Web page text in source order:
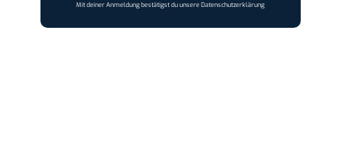
Mit deiner Anmeldung bestätigst du unsereDatenschutzerklärung